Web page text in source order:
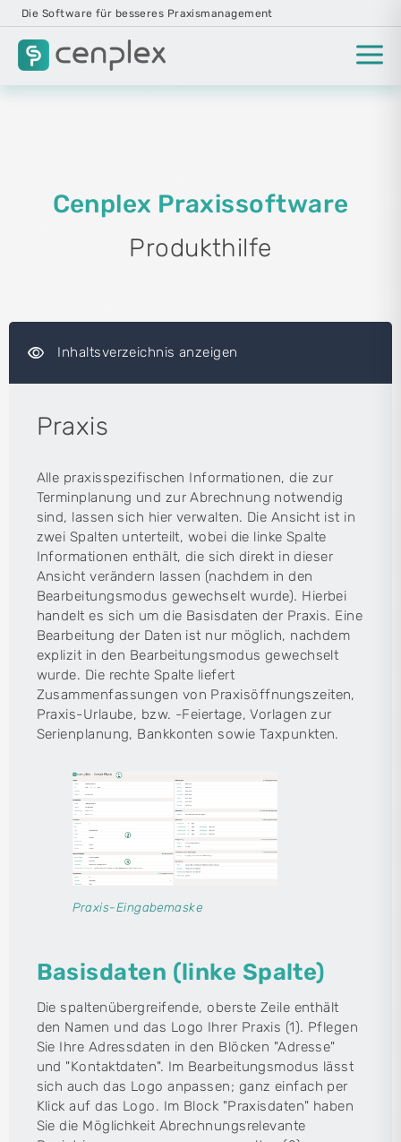
Die Software für besseres Praxismanagement
Cenplex Praxissoftware
Produkthilfe
visibility Inhaltsverzeichnis anzeigen
Praxis
Alle praxisspezifischen Informationen, die zur
Terminplanung und zur Abrechnung notwendig
sind, lassen sich hier verwalten. Die Ansicht ist in
zwei Spalten unterteilt, wobei die linke Spalte
Informationen enthält, die sich direkt in dieser
Ansicht verändern lassen (nachdem in den
Bearbeitungsmodus gewechselt wurde). Hierbei
handelt es sich um die Basisdaten der Praxis. Eine
Bearbeitung der Daten ist nur möglich, nachdem
explizit in den Bearbeitungsmodus gewechselt
wurde. Die rechte Spalte liefert
Zusammenfassungen von Praxisöffnungszeiten,
Praxis-Urlaube, bzw. -Feiertage, Vorlagen zur
Serienplanung, Bankkonten sowie Taxpunkten.
Praxis-Eingabemaske
Basisdaten (linke Spalte)
Die spaltenübergreifende, oberste Zeile enthält
den Namen und das Logo Ihrer Praxis (1). Pflegen
Sie Ihre Adressdaten in den Blöcken "Adresse"
und "Kontaktdaten". Im Bearbeitungsmodus lässt
sich auch das Logo anpassen; ganz einfach per
Klick auf das Logo. Im Block "Praxisdaten" haben
Sie die Möglichkeit Abrechnungsrelevante